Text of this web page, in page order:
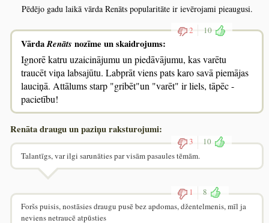
Pēdējo gadu laikā vārda Renāts popularitāte ir ievērojami pieaugusi.
2 10
VārdaRenāts nozīme un skaidrojums:
Ignorē katru uzaicinājumu un piedāvājumu, kas varētu
traucēt viņa labsajūtu. Labprāt viens pats karo savā piemājas
lauciņā. Attālums starp "gribēt"un "varēt" ir liels, tāpēc -
pacietību!
Renāta draugu un paziņu raksturojumi:
3
10
Talantīgs, var ilgi sarunāties par visām pasaules tēmām.
1
8
Foršs puisis, nostāsies draugu pusē bez apdomas, džentelmenis, mīl ja
neviens netraucē atpūsties